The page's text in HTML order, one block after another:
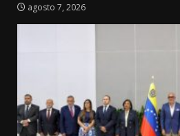
agosto 7, 2026